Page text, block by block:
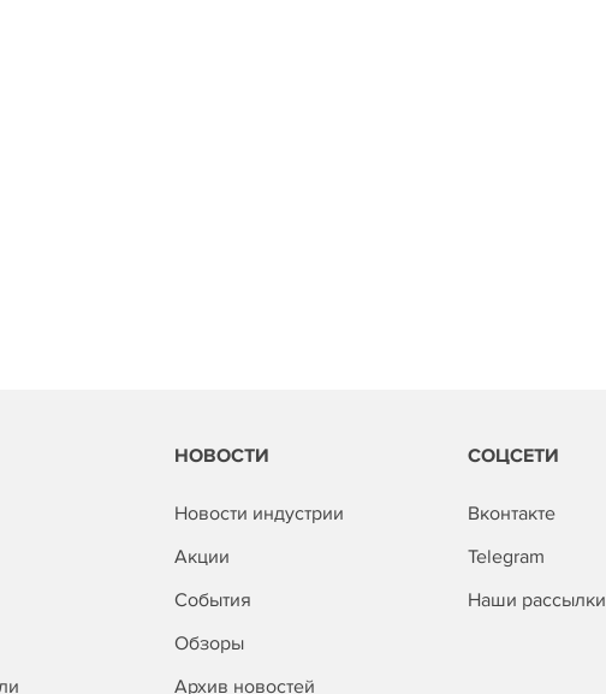
НОВОСТИ
Новости индустрии
Акции
События
Обзоры
Архив новостей
СОЦСЕТИ
Вконтакте
Telegram
Наши рассылки